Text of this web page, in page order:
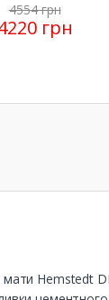
4554 грн
грн
мати Hemstedt